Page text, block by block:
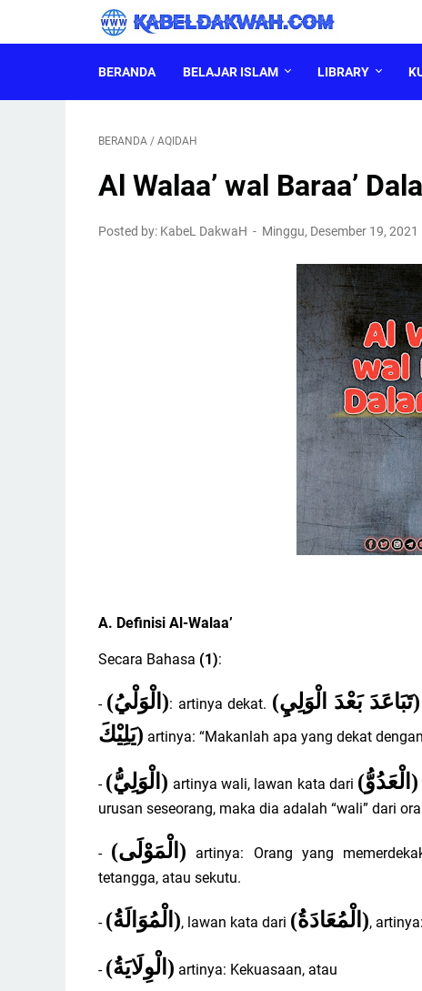
BERANDA BELAJAR ISLAM LIBRARY
BERANDA / AQIDAH
Al Walaa’ wal Baraa’
Posted by: KabeL DakwaH Minggu, Desember 19, 2021
A. Definisi Al-Walaa’
Secara Bahasa (1):
- (الْوَلْيُ): artinya dekat. (تَبَاعَدَ بَعْدَ الْوَلِيِ)
يَلِيْكَ) artinya: “Makanlah apa yang dekat
- (الْوَلِيُّ) artinya wali, lawan kata dari (الْعَدُوُّ)
urusan seseorang, maka dia adalah “wali” dari
- (الْمَوْلَى) artinya: Orang yang
tetangga, atau sekutu.
- (الْمُوَالَةُ ), lawan kata dari (الْمُعَادَةُ ),
- (الْوِلَايَةُ ) artinya: Kekuasaan, atau